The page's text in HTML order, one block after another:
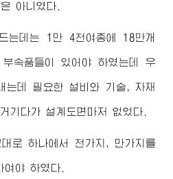
아니였다.
는데는 1만 4천여종에 18만개
속품들이 있어야 하였는데 우
는데 필요한 설비와 기술, 자재
기다가 설계도면마저 없었다.
대로 하나에서 천가지, 만가지를
야 하였다.